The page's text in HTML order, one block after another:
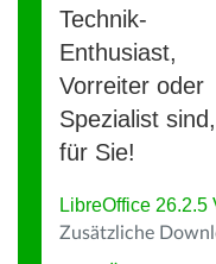
Technik-
Enthusiast,
Vorreiter oder
Spezialist
für Sie!
LibreOffice
Zusätzliche